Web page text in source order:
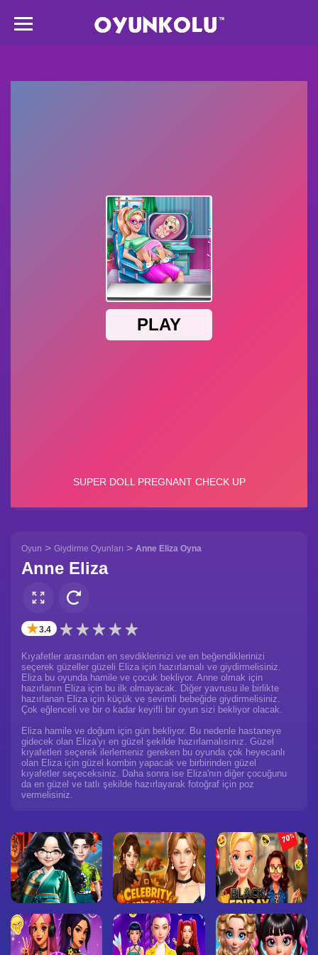
Oyun > Giydirme Oyunları > Anne Eliza Oyna
Anne Eliza
✭3.4
Kıyafetler arasından en sevdiklerinizi ve en beğendiklerinizi
seçerek güzeller güzeli Eliza için hazırlamalı ve giydirmelisiniz.
Eliza bu oyunda hamile ve çocuk bekliyor. Anne olmak için
hazırlanın Eliza için bu ilk olmayacak. Diğer yavrusu ile birlikte
hazırlanan Eliza için küçük ve sevimli bebeğide giydirmelisiniz.
Çok eğlenceli ve bir o kadar keyifli bir oyun sizi bekliyor olacak.
Eliza hamile ve doğum için gün bekliyor. Bu nedenle hastaneye
gidecek olan Eliza'yı en güzel şekilde hazırlamalısınız. Güzel
kıyafetleri seçerek ilerlemeniz gereken bu oyunda çok heyecanlı
olan Eliza için güzel kombin yapacak ve birbirinden güzel
kıyafetler seçeceksiniz. Daha sonra ise Eliza'nın diğer çocuğunu
da en güzel ve tatlı şekilde hazırlayarak fotoğraf için poz
vermelisiniz.